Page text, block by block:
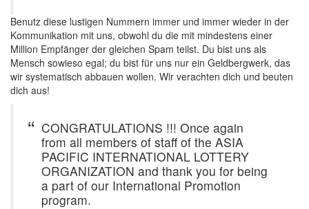
Benutz diese lustigen Nummern immer und immer wieder in der
Kommunikation mit uns, obwohl du die mit mindestens einer
Million Empfänger der gleichen Spam teilst. Du bist uns als
Mensch sowieso egal; du bist für uns nur ein Geldbergwerk, das
wir systematisch abbauen wollen. Wir verachten dich und beuten
dich aus!
CONGRATULATIONS !!! Once again
from all members of staff of the ASIA
PACIFIC INTERNATIONAL LOTTERY
ORGANIZATION and thank you for being
a part of our International Promotion
program.